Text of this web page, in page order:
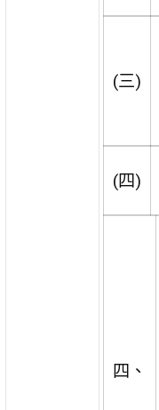
(三)
(四)
四、